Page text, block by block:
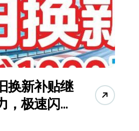
换新补贴继
，极速闪